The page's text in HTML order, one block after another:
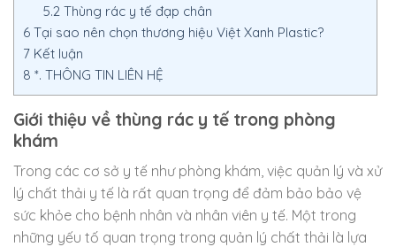
5.2Thùng rác y tế đạp chân
6 Tại sao nên chọn thương hiệu Việt Xanh Plastic?
7 Kết luận
8 *. THÔNG TIN LIÊN HỆ
Giới thiệu về thùng rác y tế trong phòng
khám
Trong các cơ sở y tế như phòng khám, việc quản lý và xử
lý chất thải y tế là rất quan trọng để đảm bảo bảo vệ
sức khỏe cho bệnh nhân và nhân viên y tế. Một trong
những yếu tố quan trọng trong quản lý chất thải là lựa